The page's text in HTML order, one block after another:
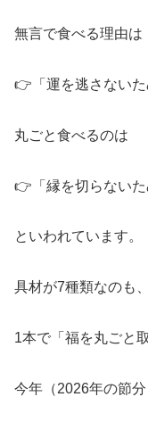
無言で食べる理由は
👉「運を逃さないた
丸ごと食べるのは
👉「縁を切らないた
といわれています。
具材が7種類なのも
1本で「福を丸ごと
今年（2026年の節